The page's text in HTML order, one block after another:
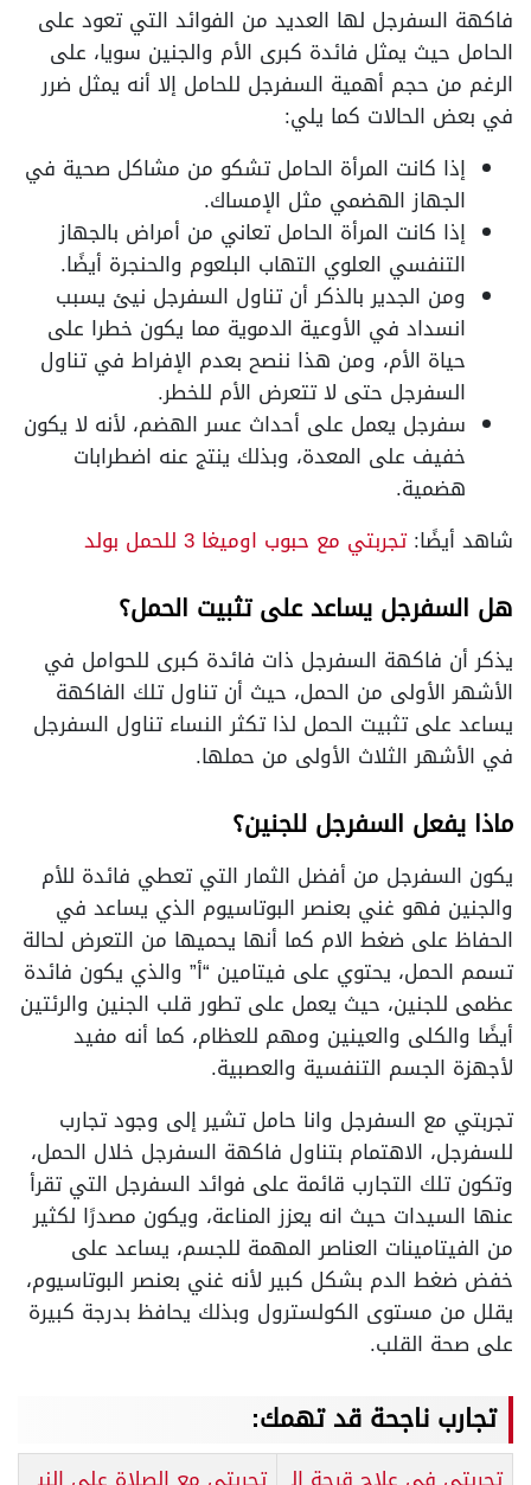
فاكهة السفرجل لها العديد من الفوائد التي تعود على
الحامل حيث يمثل فائدة كبرى الأم والجنين سويا، على
الرغم من حجم أهمية السفرجل للحامل إلا أنه يمثل ضرر
في بعض الحالات كما يلي:
إذا كانت المرأة الحامل تشكو من مشاكل صحية في
الجهاز الهضمي مثل الإمساك.
إذا كانت المرأة الحامل تعاني من أمراض بالجهاز
التنفسي العلوي التهاب البلعوم والحنجرة أيضًا.
ومن الجدير بالذكر أن تناول السفرجل نيئ يسبب
انسداد في الأوعية الدموية مما يكون خطرا على
حياة الأم، ومن هذا ننصح بعدم الإفراط في تناول
السفرجل حتى لا تتعرض الأم للخطر.
سفرجل يعمل على أحداث عسر الهضم، لأنه لا يكون
خفيف على المعدة، وبذلك ينتج عنه اضطرابات
هضمية.
شاهد أيضًا:تجربتي مع حبوب اوميغا 3 للحمل بولد
هل السفرجل يساعد على تثبيت الحمل؟
يذكر أن فاكهة السفرجل ذات فائدة كبرى للحوامل في
الأشهر الأولى من الحمل، حيث أن تناول تلك الفاكهة
يساعد على تثبيت الحمل لذا تكثر النساء تناول السفرجل
في الأشهر الثلاث الأولى من حملها.
ماذا يفعل السفرجل للجنين؟
يكون السفرجل من أفضل الثمار التي تعطي فائدة للأم
والجنين فهو غني بعنصر البوتاسيوم الذي يساعد في
الحفاظ على ضغط الام كما أنها يحميها من التعرض لحالة
تسمم الحمل، يحتوي على فيتامين “أ” والذي يكون فائدة
عظمى للجنين، حيث يعمل على تطور قلب الجنين والرئتين
أيضًا والكلى والعينين ومهم للعظام، كما أنه مفيد
لأجهزة الجسم التنفسية والعصبية.
تجربتي مع السفرجل وانا حامل تشير إلى وجود تجارب
للسفرجل، الاهتمام بتناول فاكهة السفرجل خلال الحمل،
وتكون تلك التجارب قائمة على فوائد السفرجل التي تقرأ
عنها السيدات حيث انه يعزز المناعة، ويكون مصدرًا لكثير
من الفيتامينات العناصر المهمة للجسم، يساعد على
خفض ضغط الدم بشكل كبير لأنه غني بعنصر البوتاسيوم،
يقلل من مستوى الكولسترول وبذلك يحافظ بدرجة كبيرة
على صحة القلب.
تجارب ناجحة قد تهمك: